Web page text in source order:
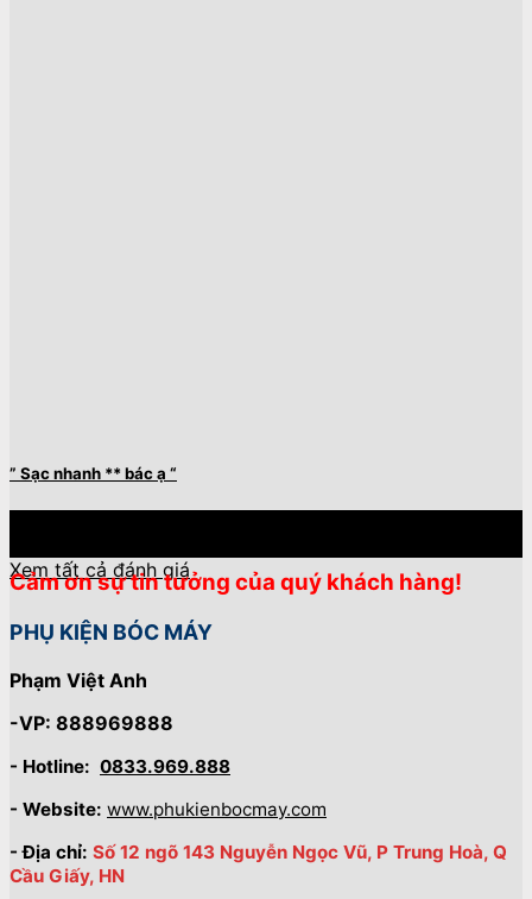
” Sạc nhanh ** bác ạ “
Xem tất cả đánh giá
Cảm ơn sự tin tưởng của quý khách hàng!
PHỤ KIỆN BÓC MÁY
Phạm Việt Anh
-VP: 888969888
- Hotline: 0833.969.888
- Website: www.phukienbocmay.com
- Địa chỉ: Số 12 ngõ 143 Nguyễn Ngọc Vũ, P Trung Hoà, Q
Cầu Giấy, HN